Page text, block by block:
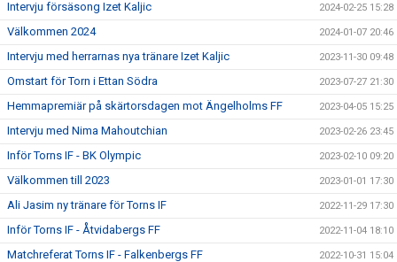
Intervju försäsong Izet Kaljic 2024-02-25 15:28
Välkommen 2024 2024-01-07 20:46
Intervju med herrarnas nya tränare Izet Kaljic 2023-11-30 09:48
Omstart för Torn i Ettan Södra 2023-07-27 21:30
Hemmapremiär på skärtorsdagen mot Ängelholms FF 2023-04-05 15:25
Intervju med Nima Mahoutchian 2023-02-26 23:45
Inför Torns IF - BK Olympic 2023-02-10 09:20
Välkommen till 2023 2023-01-01 17:30
Ali Jasim ny tränare för Torns IF 2022-11-29 17:30
Inför Torns IF - Åtvidabergs FF 2022-11-04 18:10
Matchreferat Torns IF - Falkenbergs FF 2022-10-31 15:04